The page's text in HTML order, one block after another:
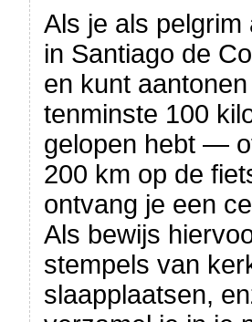
Als je als pelgrim
in Santiago de
en kunt
tenminste 100
gelopen hebt —
200 km op de
ontvang je een
Als bewijs
stempels van
slaapplaatsen,